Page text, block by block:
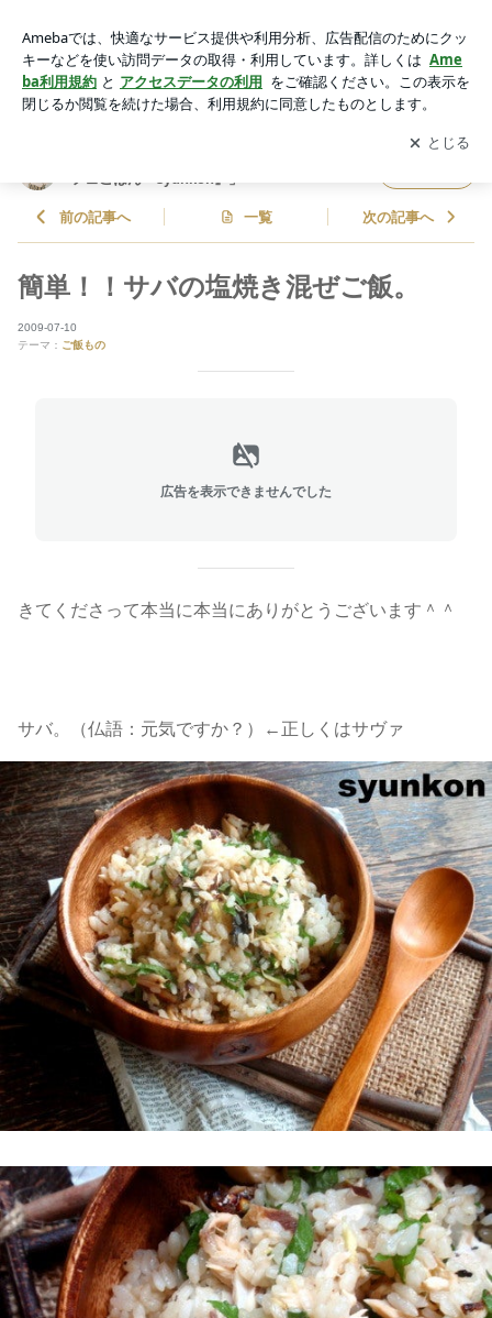
グ「含み笑いのカフェごはん『syunkon』」Powered by Ameb
アプリをダウンロードして ブログの更新通知
を受け取りまし
ょう。
開く
フェごはん『syunkon』」
前の記事へ 一覧 次の記事へ
簡単！！サバの塩焼き混ぜご飯。
2009-07-10
テーマ： ご飯もの
広告を表示できませんでした
きてくださって本当に本当にありがとうございます＾＾
サバ。（仏語：元気ですか？）←正しくはサヴァ